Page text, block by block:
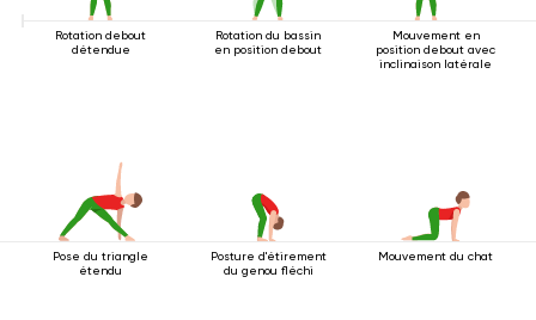
Rotation debout
détendue
Rotation du bassin
en position debout
Mouvement en
position debout avec
inclinaison latérale
Pose du triangle
étendu
Posture d'étirement
du genou fléchi
Mouvement du chat